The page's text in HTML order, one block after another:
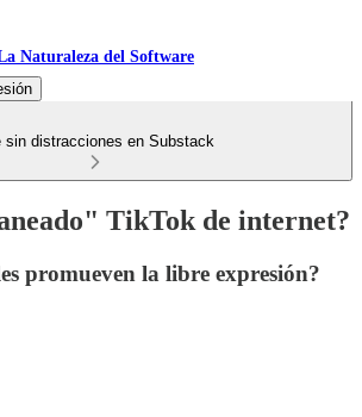
Naturaleza del Software
sin distracciones en Substack
TikTok de internet?
promueven la libre expresión?